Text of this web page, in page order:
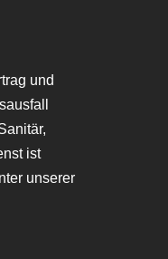
und
ist
unserer